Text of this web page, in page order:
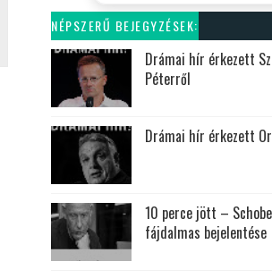
NÉPSZERŰ BEJEGYZÉSEK:
Drámai hír érkezett
Péterről
Drámai hír érkezett
10 perce jött –
fájdalmas bejelentése